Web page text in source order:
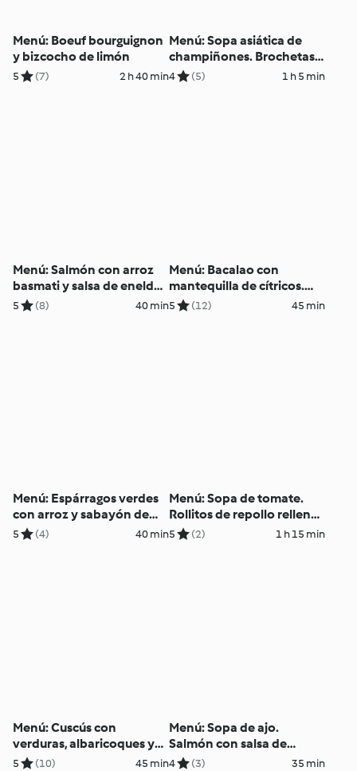
Menú: Boeuf bourguignon
y bizcocho de limón
5 (7) 2 h 40 min
Menú: Sopa asiática de
champiñones. Brochetas
de pollo y pimiento con
4 (5) 1 h 5 min
Menú: Salmón con arroz
basmati y salsa de eneldo.
Natillas de chocolate
5 (8) 40 min
Menú: Bacalao con
mantequilla de cítricos.
Muffins con chips de
5 (12) 45 min
Menú: Espárragos verdes
con arroz y sabayón de
limón. Espuma de frutos
5 (4) 40 min
Menú: Sopa de tomate.
Rollitos de repollo rellenos
con salsa de setas frescas
5 (2) 1 h 15 min
Menú: Cuscús con
verduras, albaricoques y
queso feta. Crema de
5 (10) 45 min
Menú: Sopa de ajo.
Salmón con salsa de
balsámico y zoodles de
4 (3) 35 min